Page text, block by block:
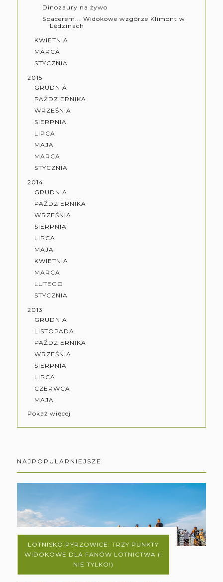
Dinozaury na żywo
Spacerem... Widokowe wzgórze Klimont w
Lędzinach
KWIETNIA
MARCA
STYCZNIA
2015
GRUDNIA
PAŹDZIERNIKA
WRZEŚNIA
SIERPNIA
LIPCA
MAJA
MARCA
STYCZNIA
2014
GRUDNIA
PAŹDZIERNIKA
WRZEŚNIA
SIERPNIA
LIPCA
MAJA
KWIETNIA
MARCA
LUTEGO
STYCZNIA
2013
GRUDNIA
LISTOPADA
PAŹDZIERNIKA
WRZEŚNIA
SIERPNIA
LIPCA
CZERWCA
MAJA
Pokaż więcej
NAJPOPULARNIEJSZE
LOTNISKO PYRZOWICE: TRZY PUNKTY
WIDOKOWE DLA FANÓW LOTNICTWA (I
NIE TYLKO!)